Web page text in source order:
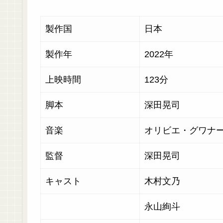
製作国 日本
製作年 2022年
上映時間 123分
脚本 深田晃司
音楽 オリビエ・グワナ
監督 深田晃司
キャスト 木村文乃
永山絢斗